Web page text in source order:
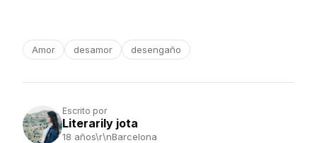
Amor desamor desengaño
Escrito por
Literarily jota
18 años\r\nBarcelona